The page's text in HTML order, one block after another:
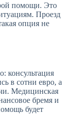
помощи. Это
Проезд
опция не
консультация
в сотни евро, а
Медицинская
бремя и
будет